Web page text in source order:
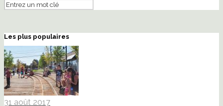
Les plus populaires
31 août 2017